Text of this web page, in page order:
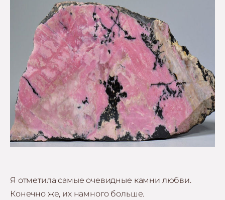
Я отметила самые очевидные камни любви.
Конечно же, их намного больше.